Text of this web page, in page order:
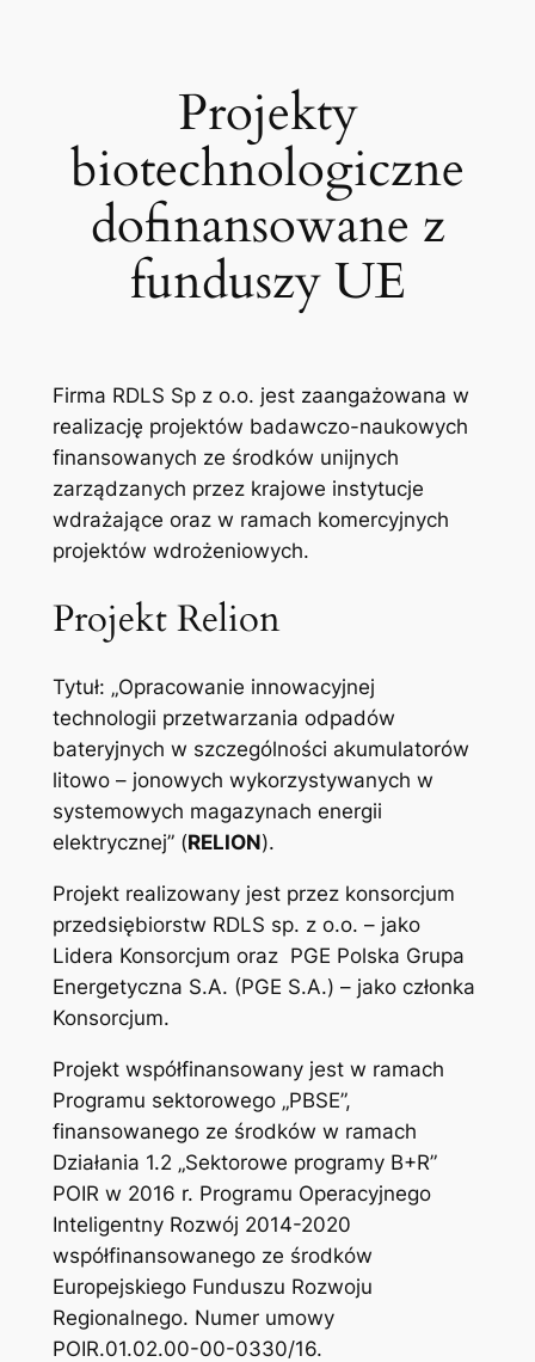
Projekty
biotechnologiczne
dofinansowane z
funduszy UE
Firma RDLS Sp z o.o. jest zaangażowana w
realizację projektów badawczo-naukowych
finansowanych ze środków unijnych
zarządzanych przez krajowe instytucje
wdrażające oraz w ramach komercyjnych
projektów wdrożeniowych.
Projekt Relion
Tytuł: „Opracowanie innowacyjnej
technologii przetwarzania odpadów
bateryjnych w szczególności akumulatorów
litowo – jonowych wykorzystywanych w
systemowych magazynach energii
elektrycznej” (RELION).
Projekt realizowany jest przez konsorcjum
przedsiębiorstw RDLS sp. z o.o. – jako
Lidera Konsorcjum oraz PGE Polska Grupa
Energetyczna S.A. (PGE S.A.) – jako członka
Konsorcjum.
Projekt współfinansowany jest w ramach
Programu sektorowego „PBSE”,
finansowanego ze środków w ramach
Działania 1.2 „Sektorowe programy B+R”
POIR w 2016 r. Programu Operacyjnego
Inteligentny Rozwój 2014-2020
współfinansowanego ze środków
Europejskiego Funduszu Rozwoju
Regionalnego. Numer umowy
POIR.01.02.00-00-0330/16.